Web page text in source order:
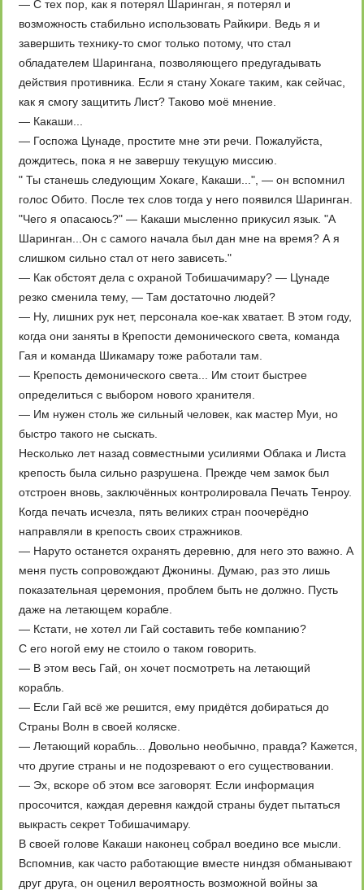
— С тех пор, как я потерял Шаринган, я потерял и
возможность стабильно использовать Райкири. Ведь я и
завершить технику-то смог только потому, что стал
обладателем Шарингана, позволяющего предугадывать
действия противника. Если я стану Хокаге таким, как сейчас,
как я смогу защитить Лист? Таково моё мнение.
— Какаши...
— Госпожа Цунаде, простите мне эти речи. Пожалуйста,
дождитесь, пока я не завершу текущую миссию.
" Ты станешь следующим Хокаге, Какаши...", — он вспомнил
голос Обито. После тех слов тогда у него появился Шаринган.
"Чего я опасаюсь?" — Какаши мысленно прикусил язык. "А
Шаринган...Он с самого начала был дан мне на время? А я
слишком сильно стал от него зависеть."
— Как обстоят дела с охраной Тобишачимару? — Цунаде
резко сменила тему, — Там достаточно людей?
— Ну, лишних рук нет, персонала кое-как хватает. В этом году,
когда они заняты в Крепоcти демонического света, команда
Гая и команда Шикамару тоже работали там.
— Крепоcть демонического света... Им стоит быстрее
определиться с выбором нового хранителя.
— Им нужен столь же сильный человек, как мастер Муи, но
быстро такого не сыскать.
Несколько лет назад совместными усилиями Облака и Листа
крепость была сильно разрушена. Прежде чем замок был
отстроен вновь, заключённых контролировала Печать Тенроу.
Когда печать исчезла, пять великих стран поочерёдно
направляли в крепость своих стражников.
— Наруто останется охранять деревню, для него это важно. А
меня пусть сопровождают Джонины. Думаю, раз это лишь
показательная церемония, проблем быть не должно. Пусть
даже на летающем корабле.
— Кстати, не хотел ли Гай составить тебе компанию?
С его ногой ему не стоило о таком говорить.
— В этом весь Гай, он хочет посмотреть на летающий
корабль.
— Если Гай всё же решится, ему придётся добираться до
Страны Волн в своей коляске.
— Летающий корабль... Довольно необычно, правда? Кажется,
что другие страны и не подозревают о его существовании.
— Эх, вскоре об этом все заговорят. Если информация
просочится, каждая деревня каждой страны будет пытаться
выкрасть секрет Тобишачимару.
В своей голове Какаши наконец собрал воедино все мысли.
Вспомнив, как часто работающие вместе ниндзя обманывают
друг друга, он оценил вероятность возможной войны за